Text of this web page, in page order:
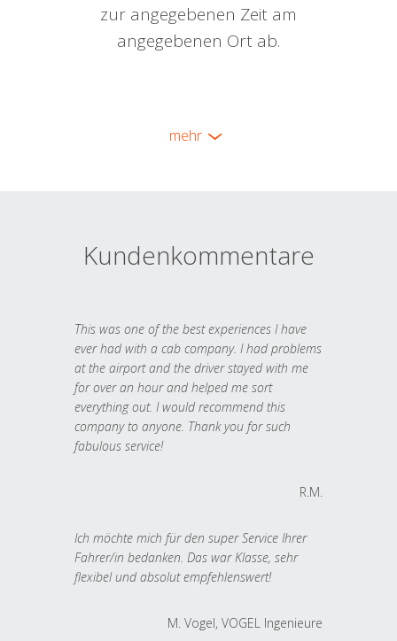
zur angegebenen Zeit am
angegebenen Ort ab.
mehr
Kundenkommentare
This was one of the best experiences I have
ever had with a cab company. I had problems
at the airport and the driver stayed with me
for over an hour and helped me sort
everything out. I would recommend this
company to anyone. Thank you for such
fabulous service!
R.M.
Ich möchte mich für den super Service Ihrer
Fahrer/in bedanken. Das war Klasse, sehr
flexibel und absolut empfehlenswert!
M. Vogel, VOGEL Ingenieure